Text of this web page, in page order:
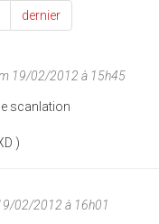
dernier
19/02/2012 à 15h45
scanlation
)
02/2012 à 16h01